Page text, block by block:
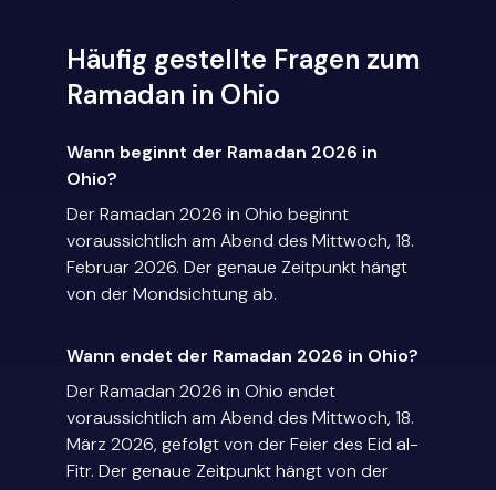
Häufig gestellte Fragen zum
Ramadan in Ohio
Wann beginnt der Ramadan 2026 in
Ohio?
Der Ramadan 2026 in Ohio beginnt
voraussichtlich am Abend des Mittwoch, 18.
Februar 2026. Der genaue Zeitpunkt hängt
von der Mondsichtung ab.
Wann endet der Ramadan 2026 in Ohio?
Der Ramadan 2026 in Ohio endet
voraussichtlich am Abend des Mittwoch, 18.
März 2026, gefolgt von der Feier des Eid al-
Fitr. Der genaue Zeitpunkt hängt von der